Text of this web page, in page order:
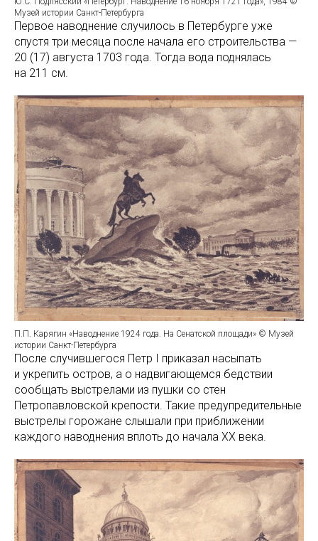
Музей истории Санкт-Петербурга
Первое наводнение случилось в Петербурге уже
спустя три месяца после начала его строительства —
20 (17) августа 1703 года. Тогда вода поднялась
на 211 см.
П.П. Карягин «Наводнение 1924 года. На Сенатской площади» © Музей
истории Санкт-Петербурга
После случившегося Петр I приказал насыпать
и укрепить остров, а о надвигающемся бедствии
сообщать выстрелами из пушки со стен
Петропавловской крепости. Такие предупредительные
выстрелы горожане слышали при приближении
каждого наводнения вплоть до начала XX века.